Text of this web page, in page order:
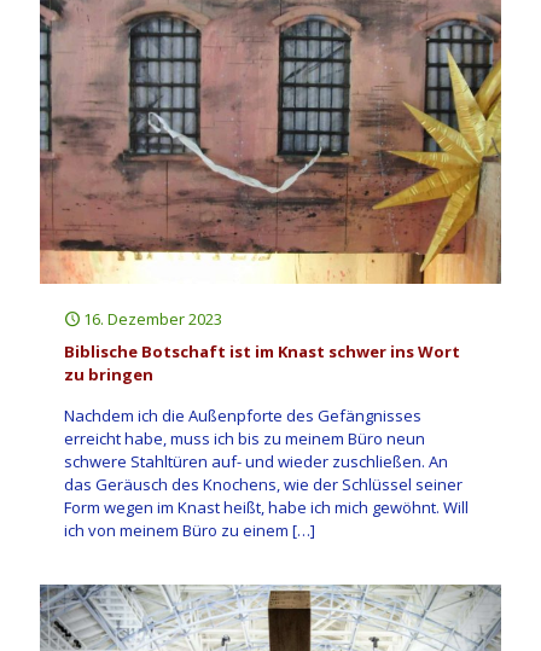
16. Dezember 2023
Biblische Botschaft ist im Knast schwer ins Wort
zu bringen
Nachdem ich die Außenpforte des Gefängnisses
erreicht habe, muss ich bis zu meinem Büro neun
schwere Stahltüren auf- und wieder zuschließen. An
das Geräusch des Knochens, wie der Schlüssel seiner
Form wegen im Knast heißt, habe ich mich gewöhnt. Will
ich von meinem Büro zu einem […]